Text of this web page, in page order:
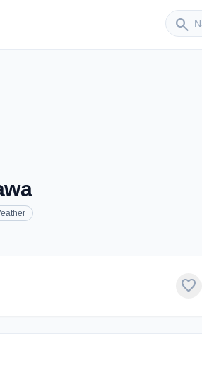
search
Sender
favorite